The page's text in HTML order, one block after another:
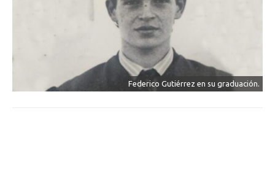
Federico Gutiérrez en su graduación.